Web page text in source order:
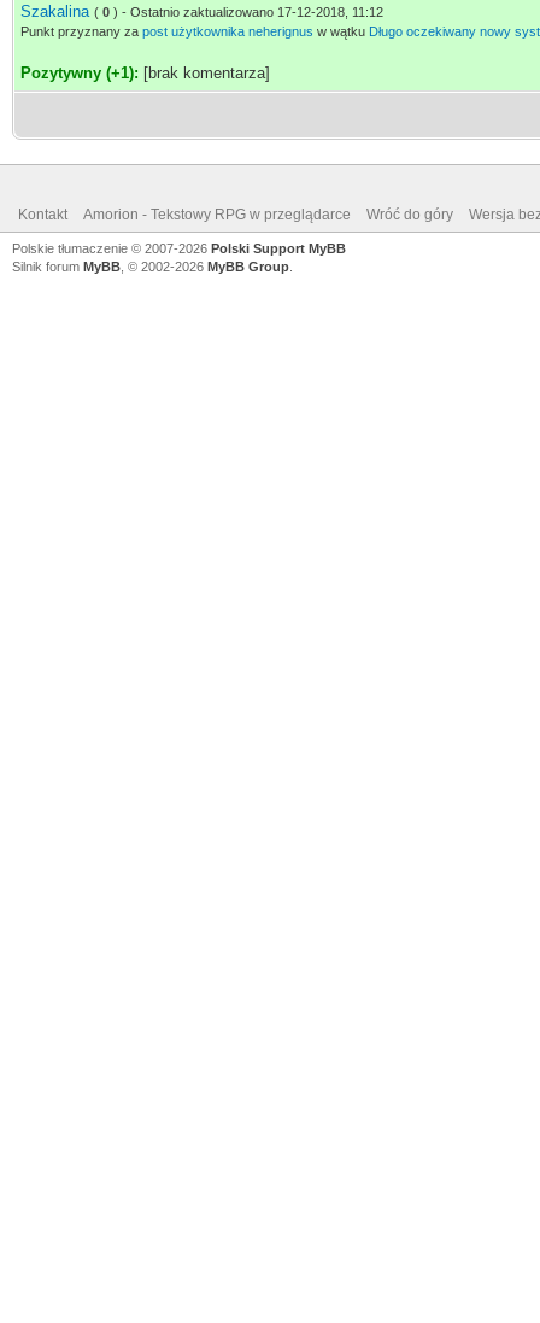
Szakalina ( 0 ) - Ostatnio zaktualizowano 17-12-2018, 11:12
Punkt przyznany za post użytkownika neherignus w wątku Długo oczekiwany nowy
Pozytywny (+1): [brak komentarza]
Kontakt Amorion - Tekstowy RPG w przeglądarce Wróć do góry Wersja
Polskie tłumaczenie © 2007-2026 Polski Support MyBB
Silnik forum MyBB , © 2002-2026 MyBB Group